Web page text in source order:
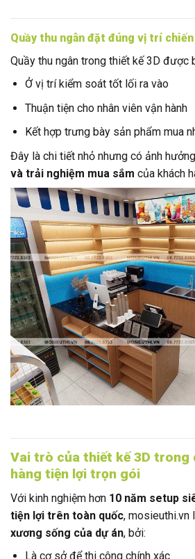
Quầy thu ngân đặt đúng vị trí
Quầy thu ngân trong thiết kế 3D được
Ở vị trí kiểm soát tốt lối ra vào
Thuận tiện cho nhân viên vận hành
Kết hợp trưng bày sản phẩm mua
Đây là chi tiết nhỏ nhưng có ảnh
và trải nghiệm mua sắm của khách
Vai trò của thiết kế 3D trong
hàng tiện lợi trọn gói
Với kinh nghiệm hơn 10 năm setup
tiện lợi trên toàn quốc, mosieuthi.vn
xương sống của dự án, bởi:
Là cơ sở để thi công chính xác